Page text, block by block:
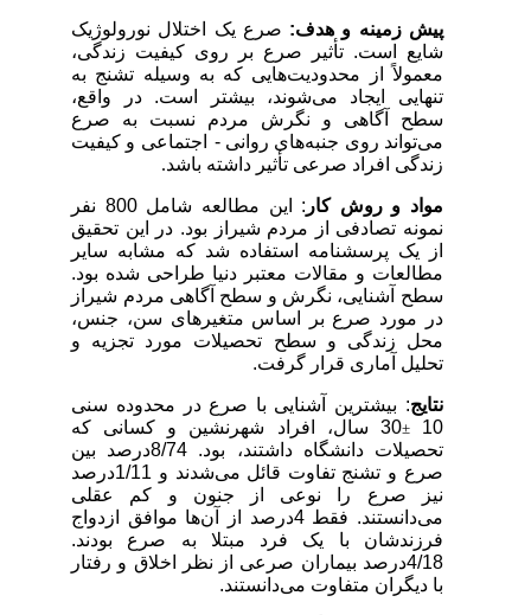
پیش زمینه و هدف:صرع یک اختلال نورولوژیک
شایع است. تأثیر صرع بر روی کیفیت زندگی،
معمولاً از محدودیت‌هایی که به وسیله تشنج به
تنهایی ایجاد می‌شوند، بیشتر است. در واقع،
سطح آگاهی و نگرش مردم نسبت به صرع
می‌تواند روی جنبه‌های روانی -
اجتماعی و کیفیت
زندگی افراد صرعی تأثیر داشته باشد.
مواد و روش کار
: این مطالعه شامل 800 نفر
نمونه تصادفی از مردم شیراز بود. در این تحقیق
از یک پرسشنامه استفاده شد که مشابه سایر
مطالعات و مقالات معتبر دنیا طراحی شده بود.
سطح آشنایی، نگرش و سطح آگاهی مردم شیراز
در مورد صرع بر اساس متغیرهای سن، جنس،
محل زندگی و سطح تحصیلات مورد تجزیه و
تحلیل آماری قرار گرفت.
نتایج: بیشترین آشنایی با صرع در محدوده سنی
10
±
30 سال، افراد شهرنشین و کسانی که
تحصیلات دانشگاه داشتند، بود. 8/74درصد بین
صرع و تشنج تفاوت قائل می‌شدند و 1/11درصد
نیز صرع را نوعی از جنون و کم عقلی
می‌دانستند. فقط 4درصد از آن‌ها موافق ازدواج
فرزندشان با یک فرد مبتلا به صرع بودند.
4/18درصد بیماران صرعی از نظر اخلاق و رف
تار
با دیگران متفاوت می‌دانستند.